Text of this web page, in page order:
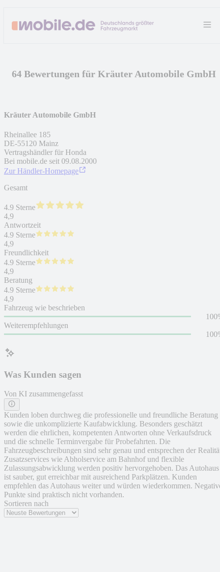
64 Bewertungen für Kräuter Automobile GmbH
Was Kunden sagen
Von KI zusammengefasst
Kunden loben durchweg die professionelle und freundliche Beratung
sowie die unkomplizierte Kaufabwicklung. Besonders geschätzt
werden die ehrlichen, kompetenten Antworten ohne Verkaufsdruck
und die schnelle Terminvergabe für Probefahrten. Die
Fahrzeugbeschreibungen sind sehr genau und entsprechen der
Zusatzservices wie Abholservice am Bahnhof und flexible
Zulassungsabwicklung werden positiv hervorgehoben. Das Autohaus
ist sauber, gut erreichbar mit ausreichend Parkplätzen. Kunden
empfehlen das Autohaus weiter und würden wiederkommen.
Punkte sind praktisch nicht vorhanden.
Sortieren nach
Kräuter Automobile GmbH
Rheinallee 185
DE-55120 Mainz
Vertragshändler für Honda
Bei mobile.de seit 09.08.2000
Zur Händler-Homepage
Gesamt
4.9 Sterne
4,9
Antwortzeit
4.9 Sterne
4,9
Freundlichkeit
4.9 Sterne
4,9
Beratung
4.9 Sterne
4,9
Fahrzeug wie beschrieben
Weiterempfehlungen